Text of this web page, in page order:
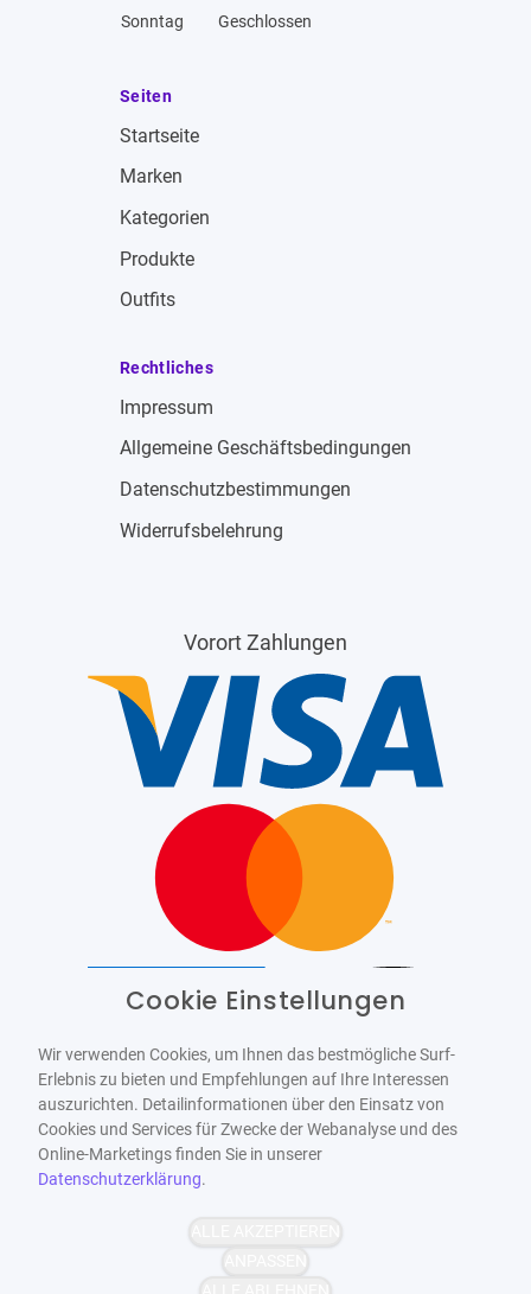
Sonntag
Geschlossen
Seiten
Startseite
Marken
Kategorien
Produkte
Outfits
Rechtliches
Impressum
Allgemeine Geschäftsbedingungen
Datenschutzbestimmungen
Widerrufsbelehrung
Vorort Zahlungen
WCAG-2.1-AA
Cookie Einstellungen
Wir verwenden Cookies, um Ihnen das bestmögliche Surf-
Erlebnis zu bieten und Empfehlungen auf Ihre Interessen
auszurichten. Detailinformationen über den Einsatz von
Cookies und Services für Zwecke der Webanalyse und des
Online-Marketings finden Sie in unserer
Datenschutzerklärung.
ALLE AKZEPTIEREN
ANPASSEN